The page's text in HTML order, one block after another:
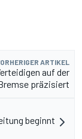
ARTIKEL
auf der
präzisiert
beginnt